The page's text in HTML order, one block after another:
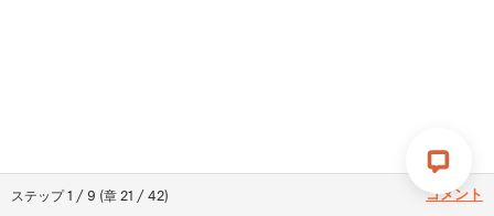
ステップ1 /9 (章 21 /42) コメント